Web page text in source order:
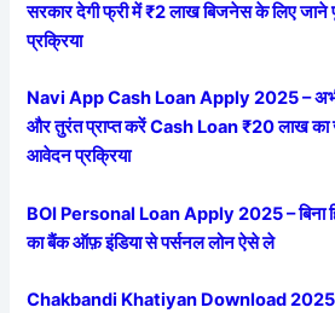
सरकार देगी फ्री में ₹2 लाख बिजनेस के लिए जाने
प्रक्रिया
Navi App Cash Loan Apply 2025 –
और तुरंत प्राप्त करें Cash Loan ₹20 लाख का
आवेदन प्रक्रिया
BOI Personal Loan Apply 2025 – बिना
का बैंक ऑफ़ इंडिया से पर्सनल लोन ऐसे ले
Chakbandi Khatiyan Download 2025